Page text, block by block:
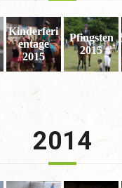
Kinderferi
entage
2015
Pfingsten
2015
2014